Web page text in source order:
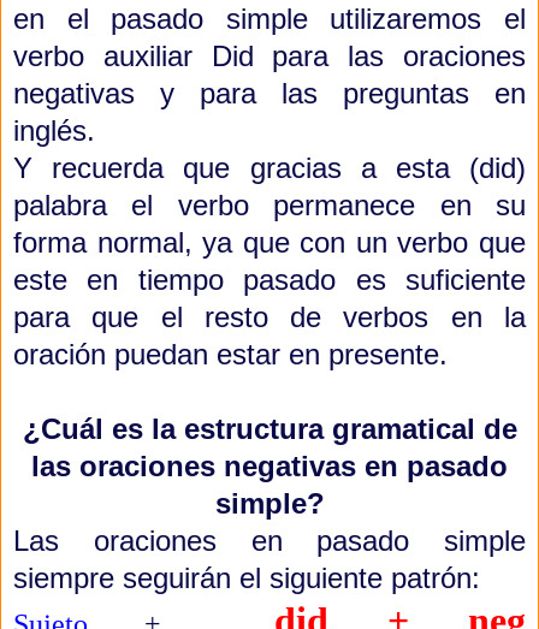
en el pasado simple utilizaremos el
verbo auxiliar Did para las oraciones
negativas y para las preguntas en
inglés.
Y recuerda que gracias a esta (did)
palabra el verbo permanece en su
forma normal, ya que con un verbo que
este en tiempo pasado es suficiente
para que el resto de verbos en la
oración puedan estar en presente.
¿Cuál es la estructura gramatical de
las oraciones negativas en pasado
simple?
Las oraciones en pasado simple
siempre seguirán el siguiente patrón: